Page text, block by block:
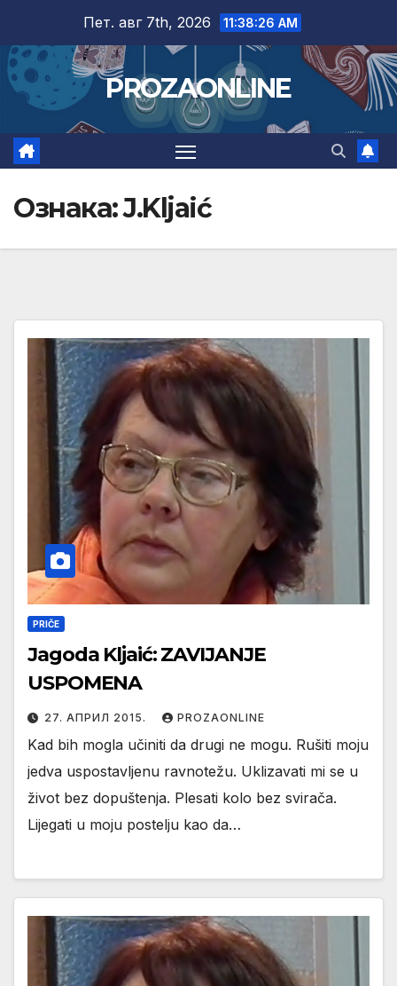
content
Пет. авг 7th, 2026 11:38:27 AM
PROZAONLINE
Ознака:J.Kljaić
PRIČE
Jagoda Kljaić: ZAVIJANJE
USPOMENA
27. АПРИЛ 2015. PROZAONLINE
Kad bih mogla učiniti da drugi ne mogu. Rušiti moju
jedva uspostavljenu ravnotežu. Uklizavati mi se u
život bez dopuštenja. Plesati kolo bez svirača.
Lijegati u moju postelju kao da…